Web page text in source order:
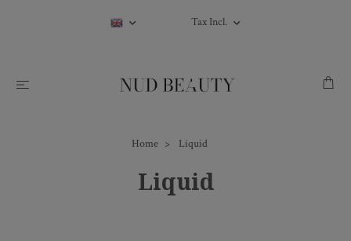
Tax Incl.
Home Liquid
Liquid